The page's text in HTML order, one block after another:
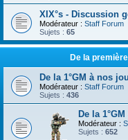
XIX°s - Discussion
Modérateur : Staff Forum
Sujets : 65
De la
De la 1°GM à nos
Modérateur : Staff Forum
Sujets : 436
De la
Modérateur :
Sujets : 652